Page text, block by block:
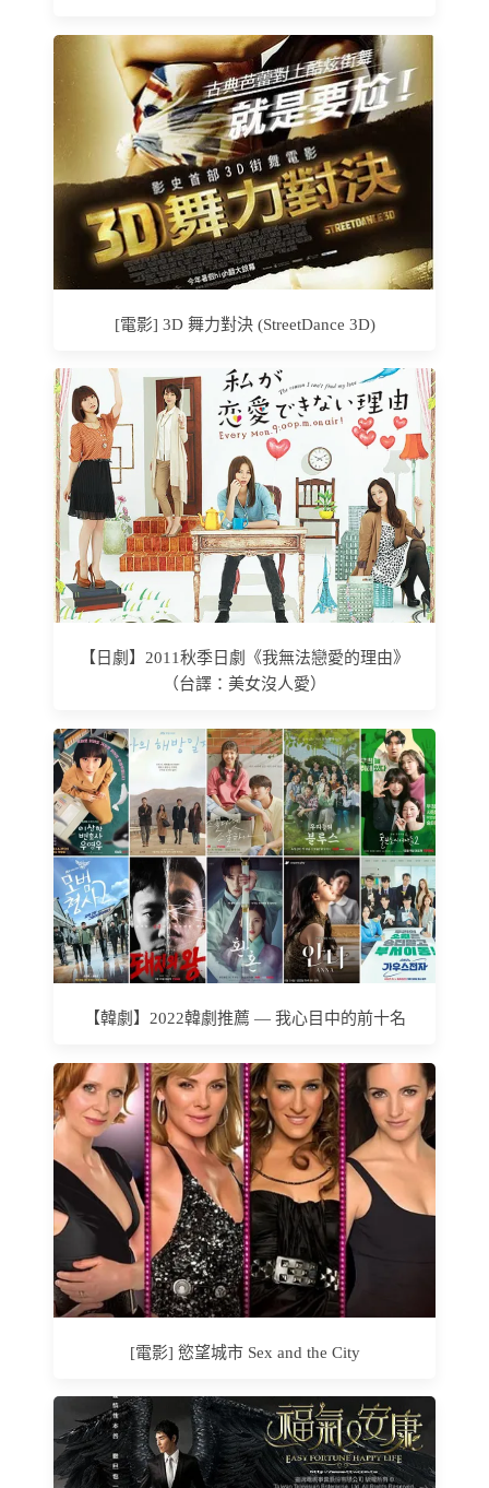
[電影] 3D 舞力對決 (StreetDance 3D)
【日劇】2011秋季日劇《我無法戀愛的理由》
（台譯：美女沒人愛）
【韓劇】2022韓劇推薦 — 我心目中的前十名
[電影] 慾望城市 Sex and the City